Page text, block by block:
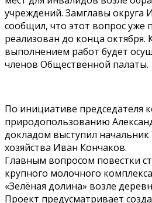
учреждений. Замглавы округа
сообщил, что этот вопрос уже
реализован до конца октября.
выполнением работ будет
членов Общественной палаты.
По инициативе председателя
природопользованию
докладом выступил начальник
хозяйства Иван Кончаков.
Главным вопросом повестки
крупного молочного
«Зелёная долина» возле
Проект предусматривает